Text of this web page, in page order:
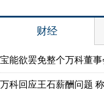
财经
宝能欲罢免整个万科董
万科回应王石薪酬问题